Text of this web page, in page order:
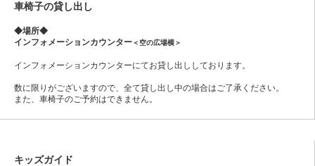
車椅子の貸し出し
◆場所◆
インフォメーションカウンター＜空の広場横＞
インフォメーションカウンターにてお貸し出ししております。
数に限りがございますので、全て貸し出し中の場合はご了承ください。
また、車椅子のご予約はできません。
キッズガイド